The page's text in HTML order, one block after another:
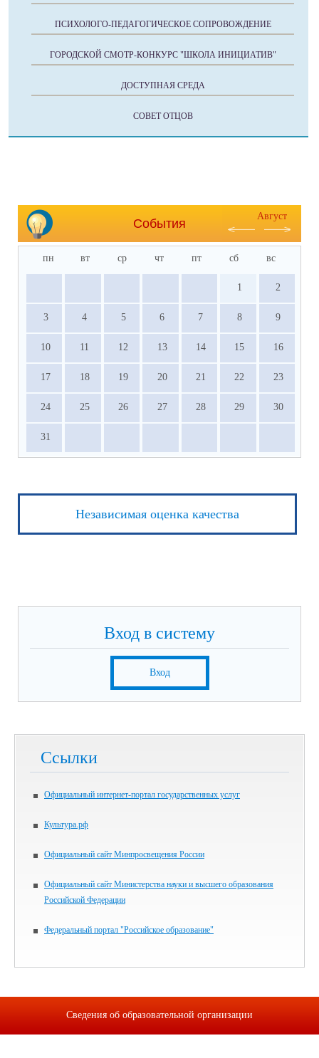
ПСИХОЛОГО-ПЕДАГОГИЧЕСКОЕ СОПРОВОЖДЕНИЕ
ГОРОДСКОЙ СМОТР-КОНКУРС "ШКОЛА ИНИЦИАТИВ"
ДОСТУПНАЯ СРЕДА
СОВЕТ ОТЦОВ
События
Август
пн вт ср чт пт сб вс
1 2
3 4 5 6 7 8 9
10 11 12 13 14 15 16
17 18 19 20 21 22 23
24 25 26 27 28 29 30
31
Независимая оценка качества
Вход в систему
Вход
Ссылки
Официальный интернет-портал государственных услуг
Культура.рф
Официальный сайт Минпросвещения России
Официальный сайт Министерства науки и высшего образования
Российской Федерации
Федеральный портал "Российское образование"
Сведения об образовательной организации